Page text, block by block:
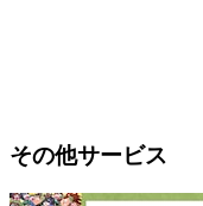
その他サービス